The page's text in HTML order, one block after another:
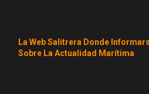
La Web Salitrera Donde
Sobre La Actualidad Marítima